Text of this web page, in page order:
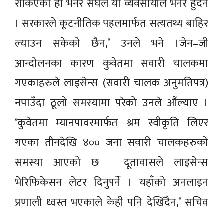
रोकिएको हो भनेर संघले या व्यवसायीले भनेर हुँदैन
। सरकारले कूटनीतिक पहलमार्फत सत्यतथ्य बाहिर
ल्याउन सकेको छैन,’ उनले भने ।जेन–जी
आन्दोलनका कारण कुवेतमा सवारी चालकमा
गएकाहरुले लाइसेन्स (सवारी चालक अनुमतिपत्र)
नपाउँदा ठूलो समस्यामा परेको उनले औंल्याए ।
‘कुवेतमा म्यानपावरमार्फत श्रम स्वीकृति लिएर
गएका तीनदेखि ४०० जना सवारी चालकहरुको
समस्या आएको छ । दूतावासले लाइसेन्स
भेरिफिकेसन लेटर दिनुपर्ने । यहाँको अनलाइन
प्रणाली ध्वस्त भएकाले केही पनि देखिँदैन,’ सचिव